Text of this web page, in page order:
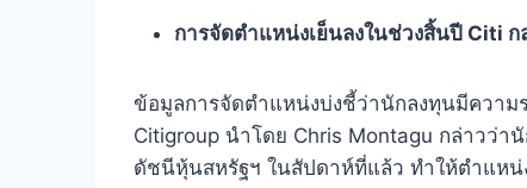
การจัดตําแหน่งเย็นลงในช่วงสิ้นปี Citi ก
ข้อมูลการจัดตําแหน่งบ่งชี้ว่านักลงทุนมีควา
Citigroup นําโดย Chris Montagu กล่าวว่
ดัชนีหุ้นสหรัฐฯ ในสัปดาห์ที่แล้ว ทําให้ตําแหน่